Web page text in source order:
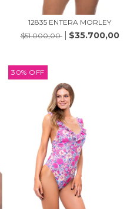
12835 ENTERA MORLEY
$51.000,00
$35.700,00
30% OFF